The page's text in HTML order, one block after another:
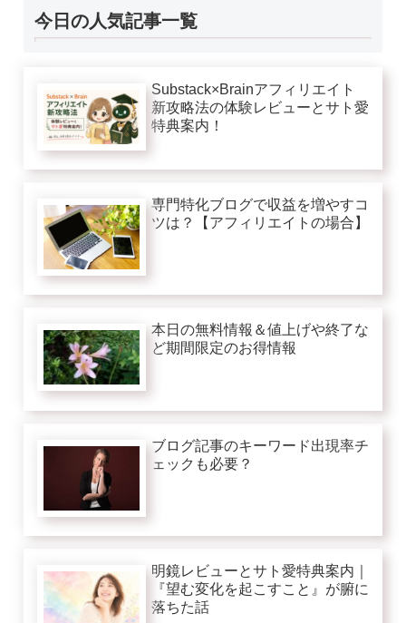
今日の人気記事一覧
Substack×Brainアフィリエイト
新攻略法の体験レビューとサト愛
特典案内！
専門特化ブログで収益を増やすコ
ツは？【アフィリエイトの場合】
本日の無料情報＆値上げや終了な
ど期間限定のお得情報
ブログ記事のキーワード出現率チ
ェックも必要？
明鏡レビューとサト愛特典案内｜
『望む変化を起こすこと』が腑に
落ちた話